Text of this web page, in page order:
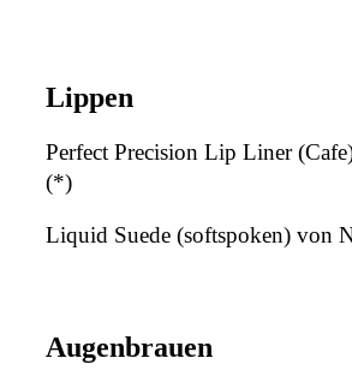
Lippen
Perfect Precision Lip Liner
(*)
Liquid Suede (softspoken) von
Augenbrauen